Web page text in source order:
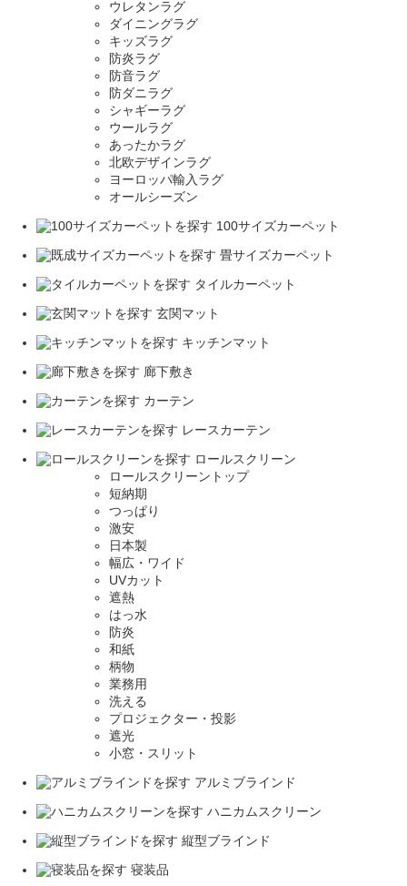
ウレタンラグ
ダイニングラグ
キッズラグ
防炎ラグ
防音ラグ
防ダニラグ
シャギーラグ
ウールラグ
あったかラグ
北欧デザインラグ
ヨーロッパ輸入ラグ
オールシーズン
100サイズカーペット
畳サイズカーペット
タイルカーペット
玄関マット
キッチンマット
廊下敷き
カーテン
レースカーテン
ロールスクリーン
ロールスクリーントップ
短納期
つっぱり
激安
日本製
幅広・ワイド
UVカット
遮熱
はっ水
防炎
和紙
柄物
業務用
洗える
プロジェクター・投影
遮光
小窓・スリット
アルミブラインド
ハニカムスクリーン
縦型ブラインド
寝装品